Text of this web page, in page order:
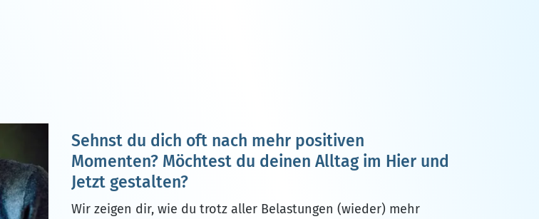
Sehnst du dich oft nach mehr positiven
Momenten? Möchtest du deinen Alltag im Hier und
Jetzt gestalten?
Wir zeigen dir, wie du trotz aller Belastungen (wieder) mehr